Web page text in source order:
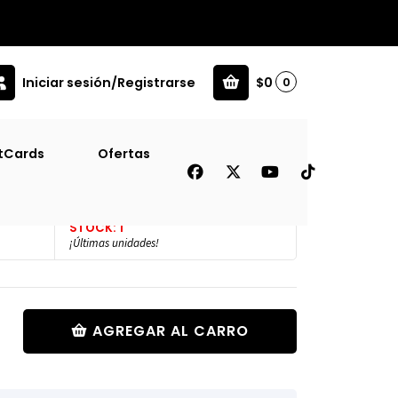
Iniciar sesión/Registrarse $0 0
Ofertas
STOCK: 1
¡Últimas unidades!
AGREGAR AL CARRO